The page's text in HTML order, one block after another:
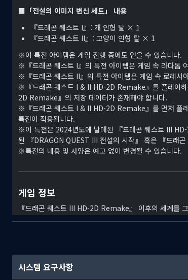
■「전설의 이미지 변신 세트」 내용
『드래곤 퀘스트 I』: 개 인형 탈 × 1
『드래곤 퀘스트 II』: 고양이 인형 탈 × 1
※이 특전 아이템은 게임 진행 중에도 얻을 수 있습니다.
※『드래곤 퀘스트 I』의 특전 아이템은 게임 속 라다톰
※『드래곤 퀘스트 II』의 특전 아이템은 게임 속 로레시
※『드래곤 퀘스트 I & II HD-2D Remake』를 플레이
2D Remake』의 저장 데이터가 존재해야 합니다.
※『드래곤 퀘스트 I & II HD-2D Remake』를 먼저 플
특전이 적용됩니다.
※이 특전은 2024년도에 발매된 『드래곤 퀘스트 III
된 『DRAGON QUEST III 전설의 시작』 혹은 『드래
※특전의 내용 및 사양은 예고 없이 변경될 수 있습니다.
게임 정보
『드래곤 퀘스트 III HD-2D Remake』 이후의 세계를
도트 아트와 3D CG가 융합된 "HD-2D" 세계에서 다시금
어둠의 패자인 용왕에 의해 다시 마물들로 뒤덮이게 된다.
고통받는 사람들을 구하기 위해, 용사 로토의 피를 이은
시스템 요구사항